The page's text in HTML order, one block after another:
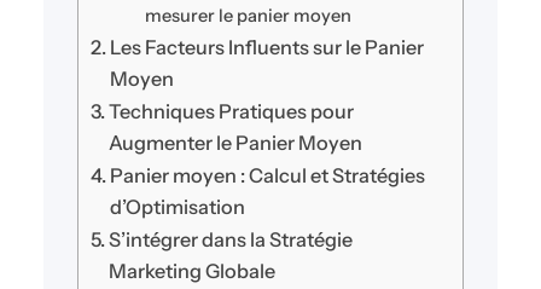
mesurer le panier moyen
Les Facteurs Influents sur le Panier
Moyen
Techniques Pratiques pour
Augmenter le Panier Moyen
Panier moyen : Calcul et Stratégies
d’Optimisation
S’intégrer dans la Stratégie
Marketing Globale